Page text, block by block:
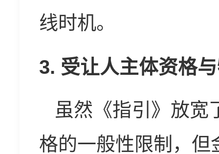
线时机。
3. 受让人主体资格
虽然《指引》放宽
格的一般性限制，